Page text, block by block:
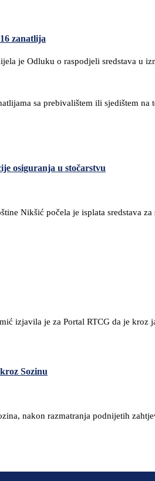
zanatlija
je Odluku o raspodjeli sredstava u
sa prebivalištem ili sjedištem
osiguranja u stočarstvu
Nikšić počela je isplata sredstava
izjavila je za Portal RTCG da je
Sozinu
nakon razmatranja podnijetih